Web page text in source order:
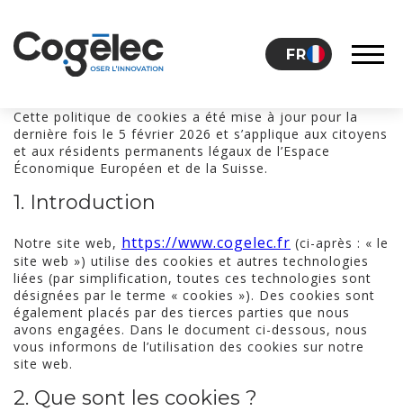
FR
LE GROUPE
CARRIÈRES
NOS ACTUALITÉS
CONTACT
Cette politique de cookies a été mise à jour pour la
dernière fois le 5 février 2026 et s’applique aux citoyens
et aux résidents permanents légaux de l’Espace
Économique Européen et de la Suisse.
1. Introduction
Notre site web, https://www.cogelec.fr (ci-après : « le
site web ») utilise des cookies et autres technologies
liées (par simplification, toutes ces technologies sont
désignées par le terme « cookies »). Des cookies sont
également placés par des tierces parties que nous
avons engagées. Dans le document ci-dessous, nous
vous informons de l’utilisation des cookies sur notre
site web.
2. Que sont les cookies ?